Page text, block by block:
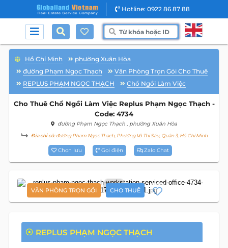
Hotline: 0922 86 87 88
Hồ Chí Minh
phường Xuân Hòa
đường Phạm Ngọc Thạch
Văn Phòng Trọn Gói Cho Thuê
REPLUS PHẠM NGỌC THẠCH
Chổ Ngồi Làm Việc
Cho Thuê Chổ Ngồi Làm Việc Replus Phạm Ngọc Thạch -
Code: 4734
đường Phạm Ngọc Thạch , phường Xuân Hòa
Địa chỉ cũ:đường Phạm Ngọc Thạch, Phường Võ Thị Sáu, Quận 3, Hồ Chí Minh
Chọn lưu Gọi điện Zalo Chat
VĂN PHÒNG TRỌN GÓI CHO THUÊ
7
REPLUS PHẠM NGỌC THẠCH